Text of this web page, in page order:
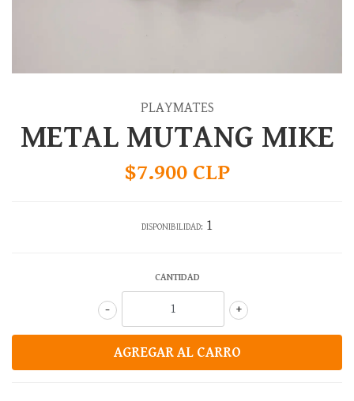
PLAYMATES
METAL MUTANG MIKE
$7.900 CLP
DISPONIBILIDAD: 1
CANTIDAD
+
-